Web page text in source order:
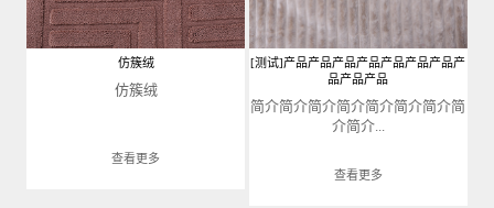
仿簇绒
仿簇绒
查看更多
[测试]产品产品产品产品产品产品产品产
品产品产品
简介简介简介简介简介简介简介简
介简介...
查看更多